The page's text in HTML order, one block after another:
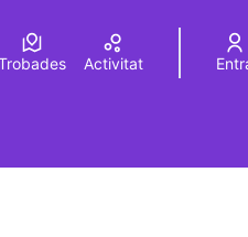
Choose language
Trobades Activitat